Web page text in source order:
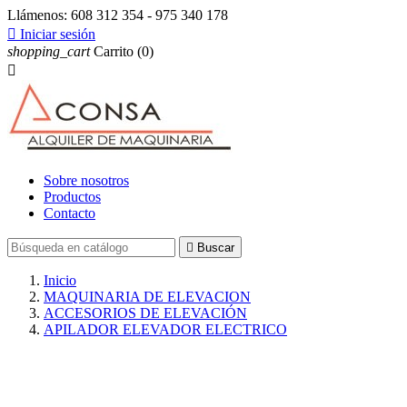
Llámenos: 608 312 354 - 975 340 178
 Iniciar sesión
shopping_cart Carrito (0)

Sobre nosotros
Productos
Contacto
 Buscar
Inicio
MAQUINARIA DE ELEVACION
ACCESORIOS DE ELEVACIÓN
APILADOR ELEVADOR ELECTRICO